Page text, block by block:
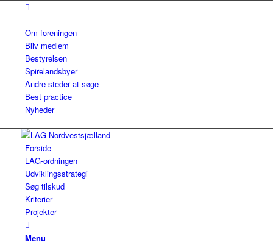
Om foreningen
Bliv medlem
Bestyrelsen
Spirelandsbyer
Andre steder at søge
Best practice
Nyheder
Forside
LAG-ordningen
Udviklingsstrategi
Søg tilskud
Kriterier
Projekter
Menu